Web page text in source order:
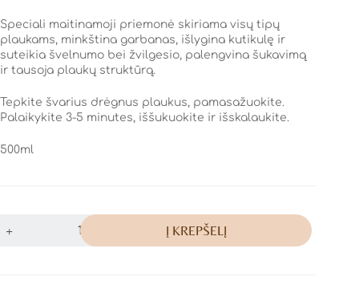
Speciali maitinamoji priemonė skiriama visų tipų
plaukams, minkština garbanas, išlygina kutikulę ir
suteikia švelnumo bei žvilgesio, palengvina šukavimą
ir tausoja plaukų struktūrą.
Tepkite švarius drėgnus plaukus, pamasažuokite.
Palaikykite 3-5 minutes, iššukuokite ir išskalaukite.
500ml
Į KREPŠELĮ